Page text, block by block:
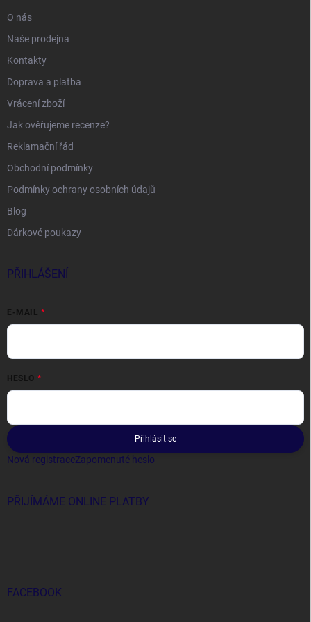
O nás
Naše prodejna
Kontakty
Doprava a platba
Vrácení zboží
Jak ověřujeme recenze?
Reklamační řád
Obchodní podmínky
Podmínky ochrany osobních údajů
Blog
Dárkové poukazy
PŘIHLÁŠENÍ
E-MAIL
HESLO
Přihlásit se
Nová registraceZapomenuté heslo
PŘIJÍMÁME ONLINE PLATBY
FACEBOOK